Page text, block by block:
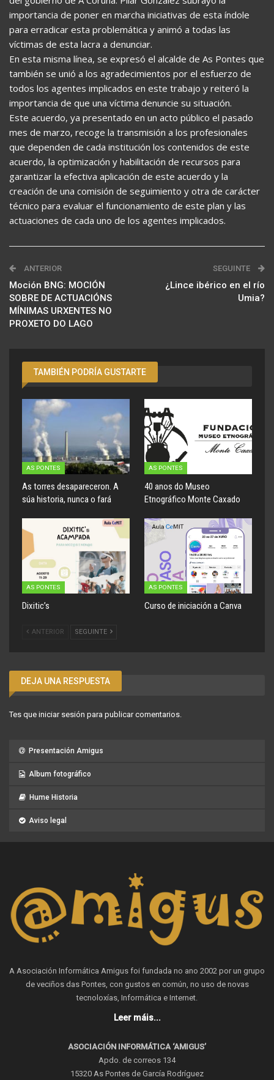
importancia de poner en marcha iniciativas de esta índole
para erradicar esta problemática y animó a todas las
víctimas de esta lacra a denunciar.
En esta misma línea, se expresó el alcalde de As Pontes que
también se unió a los agradecimientos por el esfuerzo de
todos los agentes implicados en este trabajo y reiteró la
importancia de que una víctima denuncie su situación.
Este acuerdo, ya presentado en un acto público el pasado
mes de marzo, recoge la transmisión a los profesionales
que dependen de cada institución los contenidos de este
acuerdo, la optimización y habilitación de recursos para
garantizar la efectiva aplicación de este acuerdo y la
creación de una comisión de seguimiento y otra de carácter
técnico para evaluar el funcionamiento de este plan y las
actuaciones de cada uno de los agentes implicados.
ANTERIOR
Moción BNG: MOCIÓN
SOBRE DE ACTUACIÓNS
MÍNIMAS URXENTES NO
PROXETO DO LAGO
SEGUINTE
¿Lince ibérico en el río
Umia?
TAMBIÉN PODRÍA GUSTARTE
AS PONTES
As torres desapareceron. A
súa historia, nunca o fará
AS PONTES
40 anos do Museo
Etnográfico Monte Caxado
AS PONTES
Dixitic’s
AS PONTES
Curso de iniciación a Canva
ANTERIOR SEGUINTE
DEJA UNA RESPUESTA
Tes que iniciar sesión para publicar comentarios.
Presentación Amigus
Album fotográfico
Hume Historia
Aviso legal
A Asociación Informática Amigus foi fundada no ano 2002 por un grupo
de veciños das Pontes, con gustos en común, no uso de novas
tecnoloxías, Informática e Internet.
Leer máis...
ASOCIACIÓN INFORMÁTICA ‘AMIGUS’
Apdo. de correos 134
15320 As Pontes de García Rodríguez